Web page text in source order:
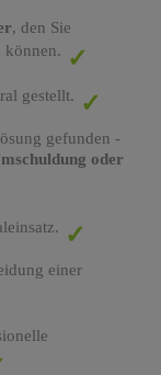
, den Sie
können.
gestellt.
gefunden -
oder
einer